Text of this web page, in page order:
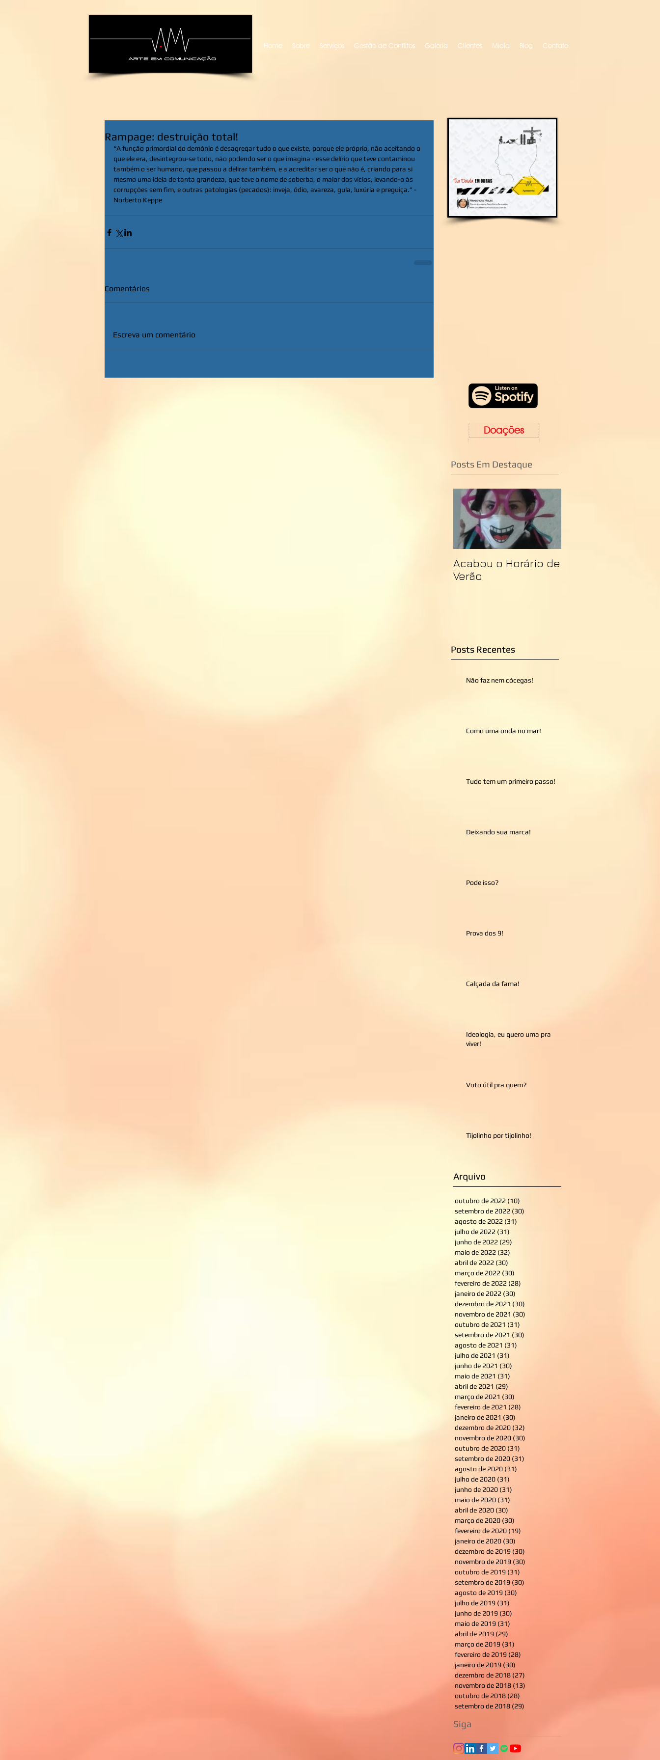
Home Sobre Serviços Gestão de Conflitos Galeria Clientes Mídia Blog Contato
Rampage: destruição total!
“A função primordial do demônio é desagregar tudo o que existe, porque ele próprio, não aceitando o
que ele era, desintegrou-se todo, não podendo ser o que imagina - esse delírio que teve contaminou
também o ser humano, que passou a delirar também, e a acreditar ser o que não é, criando para si
mesmo uma ideia de tanta grandeza, que teve o nome de soberba, o maior dos vícios, levando-o às
corrupções sem fim, e outras patologias (pecados): inveja, ódio, avareza, gula, luxúria e preguiça.” -
Norberto Keppe
Comentários
Escreva um comentário
Doações
Posts Em Destaque
Acabou o Horário de
Verão
Posts Recentes
Não faz nem cócegas!
Como uma onda no mar!
Tudo tem um primeiro passo!
Deixando sua marca!
Pode isso?
Prova dos 9!
Calçada da fama!
Ideologia, eu quero uma pra
viver!
Voto útil pra quem?
Tijolinho por tijolinho!
Arquivo
outubro de 2022 (10)
setembro de 2022 (30)
agosto de 2022 (31)
julho de 2022 (31)
junho de 2022 (29)
maio de 2022 (32)
abril de 2022 (30)
março de 2022 (30)
fevereiro de 2022 (28)
janeiro de 2022 (30)
dezembro de 2021 (30)
novembro de 2021 (30)
outubro de 2021 (31)
setembro de 2021 (30)
agosto de 2021 (31)
julho de 2021 (31)
junho de 2021 (30)
maio de 2021 (31)
abril de 2021 (29)
março de 2021 (30)
fevereiro de 2021 (28)
janeiro de 2021 (30)
dezembro de 2020 (32)
novembro de 2020 (30)
outubro de 2020 (31)
setembro de 2020 (31)
agosto de 2020 (31)
julho de 2020 (31)
junho de 2020 (31)
maio de 2020 (31)
abril de 2020 (30)
março de 2020 (30)
fevereiro de 2020 (19)
janeiro de 2020 (30)
dezembro de 2019 (30)
novembro de 2019 (30)
outubro de 2019 (31)
setembro de 2019 (30)
agosto de 2019 (30)
julho de 2019 (31)
junho de 2019 (30)
maio de 2019 (31)
abril de 2019 (29)
março de 2019 (31)
fevereiro de 2019 (28)
janeiro de 2019 (30)
dezembro de 2018 (27)
novembro de 2018 (13)
outubro de 2018 (28)
setembro de 2018 (29)
Siga